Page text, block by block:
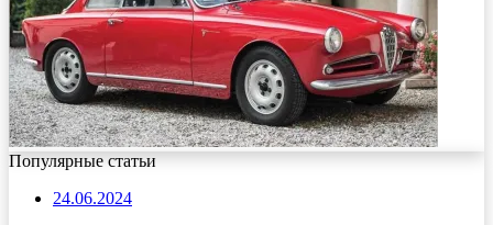
Популярные статьи
24.06.2024